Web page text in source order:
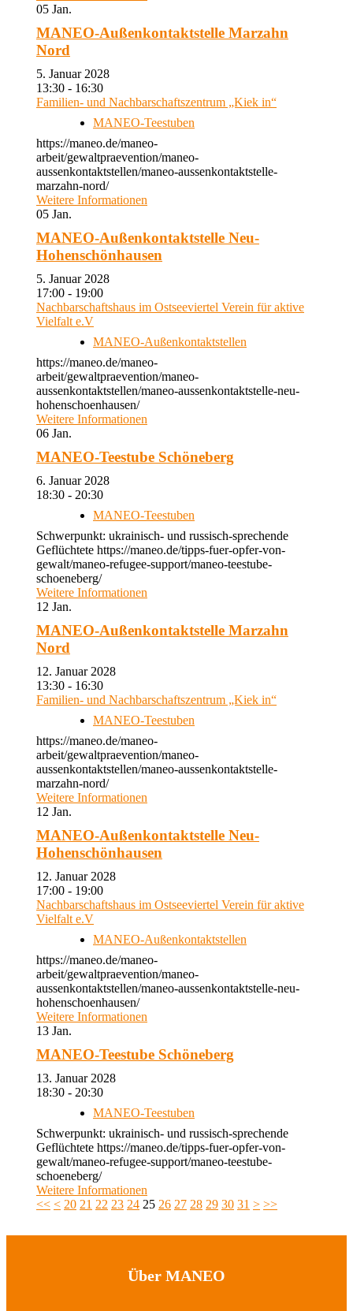
05 Jan.
MANEO-Außenkontaktstelle Marzahn
Nord
5. Januar 2028
13:30 - 16:30
Familien- und Nachbarschaftszentrum „Kiek in“
MANEO-Teestuben
https://maneo.de/maneo-
arbeit/gewaltpraevention/maneo-
aussenkontaktstellen/maneo-aussenkontaktstelle-
marzahn-nord/
Weitere Informationen
05 Jan.
MANEO-Außenkontaktstelle Neu-
Hohenschönhausen
5. Januar 2028
17:00 - 19:00
Nachbarschaftshaus im Ostseeviertel Verein für aktive
Vielfalt e.V
MANEO-Außenkontaktstellen
https://maneo.de/maneo-
arbeit/gewaltpraevention/maneo-
aussenkontaktstellen/maneo-aussenkontaktstelle-neu-
hohenschoenhausen/
Weitere Informationen
06 Jan.
MANEO-Teestube Schöneberg
6. Januar 2028
18:30 - 20:30
MANEO-Teestuben
Schwerpunkt: ukrainisch- und russisch-sprechende
Geflüchtete https://maneo.de/tipps-fuer-opfer-von-
gewalt/maneo-refugee-support/maneo-teestube-
schoeneberg/
Weitere Informationen
12 Jan.
MANEO-Außenkontaktstelle Marzahn
Nord
12. Januar 2028
13:30 - 16:30
Familien- und Nachbarschaftszentrum „Kiek in“
MANEO-Teestuben
https://maneo.de/maneo-
arbeit/gewaltpraevention/maneo-
aussenkontaktstellen/maneo-aussenkontaktstelle-
marzahn-nord/
Weitere Informationen
12 Jan.
MANEO-Außenkontaktstelle Neu-
Hohenschönhausen
12. Januar 2028
17:00 - 19:00
Nachbarschaftshaus im Ostseeviertel Verein für aktive
Vielfalt e.V
MANEO-Außenkontaktstellen
https://maneo.de/maneo-
arbeit/gewaltpraevention/maneo-
aussenkontaktstellen/maneo-aussenkontaktstelle-neu-
hohenschoenhausen/
Weitere Informationen
13 Jan.
MANEO-Teestube Schöneberg
13. Januar 2028
18:30 - 20:30
MANEO-Teestuben
Schwerpunkt: ukrainisch- und russisch-sprechende
Geflüchtete https://maneo.de/tipps-fuer-opfer-von-
gewalt/maneo-refugee-support/maneo-teestube-
schoeneberg/
Weitere Informationen
<< < 20 21 22 23 24 25 26 27 28 29 30 31 > >>
Über MANEO